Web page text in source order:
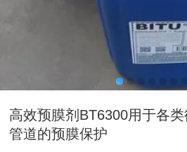
高效预膜剂BT6300用于各
管道的预膜保护